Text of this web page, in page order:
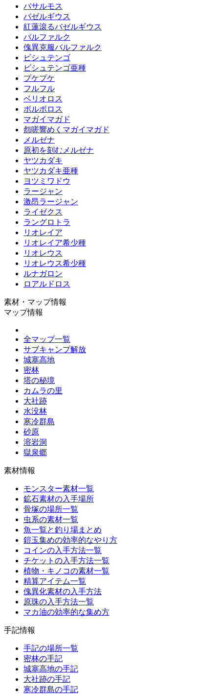
バサルモス
バゼルギウス
紅蓮滾るバゼルギウス
バルファルク
傀異克服バルファルク
ビシュテンゴ
ビシュテンゴ亜種
プケプケ
フルフル
ベリオロス
ボルボロス
マガイマガド
怨嗟響めくマガイマガド
メルゼナ
原初を刻むメルゼナ
ヤツカダキ
ヤツカダキ亜種
ヨツミワドウ
ラージャン
激昂ラージャン
ライゼクス
ラングロトラ
リオレイア
リオレイア希少種
リオレウス
リオレウス希少種
ルナガロン
ロアルドロス
素材・マップ情報
マップ情報
全マップ一覧
サブキャンプ解放
城塞高地
密林
塔の秘境
カムラの里
大社跡
水没林
寒冷群島
砂原
溶岩洞
獄泉郷
素材情報
モンスター素材一覧
鉱石素材の入手場所
骨塚の場所一覧
虫系の素材一覧
魚一覧と釣り場まとめ
鎧玉集めの効率的なやり方
コインの入手方法一覧
チケットの入手方法一覧
植物・キノコの素材一覧
精算アイテム一覧
傀異化素材の入手方法
原珠の入手方法一覧
マカ油の効率的な集め方
手記情報
手記の場所一覧
密林の手記
城塞高地の手記
大社跡の手記
寒冷群島の手記